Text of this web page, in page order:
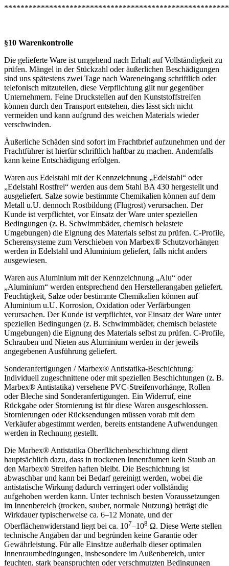
§10 Warenkontrolle
Die gelieferte Ware ist umgehend nach Erhalt auf Vollständigkeit zu
prüfen. Mängel in der Stückzahl oder äußerlichen Beschädigungen
sind uns spätestens zwei Tage nach Wareneingang schriftlich oder
telefonisch mitzuteilen, diese Verpflichtung gilt nur gegenüber
Unternehmern. Feine Druckstellen auf den Kunststoffstreifen
können durch den Transport entstehen, dies lässt sich nicht
vermeiden und kann aufgrund des weichen Materials wieder
verschwinden.
Äußerliche Schäden sind sofort im Frachtbrief aufzunehmen und der
Frachtführer ist hierfür schriftlich haftbar zu machen. Andernfalls
kann keine Entschädigung erfolgen.
Waren aus Edelstahl mit der Kennzeichnung „Edelstahl“ oder
„Edelstahl Rostfrei“ werden aus dem Stahl BA 430 hergestellt und
ausgeliefert. Salze sowie bestimmte Chemikalien können auf dem
Metall u.U. dennoch Rostbildung (Flugrost) verursachen. Der
Kunde ist verpflichtet, vor Einsatz der Ware unter speziellen
Bedingungen (z. B. Schwimmbäder, chemisch belastete
Umgebungen) die Eignung des Materials selbst zu prüfen. C-Profile,
Scherensysteme zum Verschieben von Marbex® Schutzvorhängen
werden in Edelstahl und Aluminium geliefert, falls nicht anders
ausgewiesen.
Waren aus Aluminium mit der Kennzeichnung „Alu“ oder
„Aluminium“ werden entsprechend den Herstellerangaben geliefert.
Feuchtigkeit, Salze oder bestimmte Chemikalien können auf
Aluminium u.U. Korrosion, Oxidation oder Verfärbungen
verursachen. Der Kunde ist verpflichtet, vor Einsatz der Ware unter
speziellen Bedingungen (z. B. Schwimmbäder, chemisch belastete
Umgebungen) die Eignung des Materials selbst zu prüfen. C-Profile,
Schrauben und Nieten aus Aluminium werden in der jeweils
angegebenen Ausführung geliefert.
Sonderanfertigungen / Marbex® Antistatika-Beschichtung:
Individuell zugeschnittene oder mit speziellen Beschichtungen (z. B.
Marbex® Antistatika) versehene PVC-Streifenvorhänge, Rollen
oder Bleche sind Sonderanfertigungen. Ein Widerruf, eine
Rückgabe oder Stornierung ist für diese Waren ausgeschlossen.
Stornierungen oder Rücksendungen müssen vorab mit dem
Verkäufer abgestimmt werden, bereits entstandene Aufwendungen
werden in Rechnung gestellt.
Die Marbex® Antistatika Oberflächenbeschichtung dient
hauptsächlich dazu, dass in trockenen Innenräumen kein Staub an
den Marbex® Streifen haften bleibt. Die Beschichtung ist
abwaschbar und kann bei Bedarf gereinigt werden, wobei die
antistatische Wirkung dadurch verringert oder vollständig
aufgehoben werden kann. Unter technisch besten Voraussetzungen
im Innenbereich (trocken, sauber, normale Nutzung) beträgt die
Wirkdauer typischerweise ca. 6–12 Monate, und der
Oberflächenwiderstand liegt bei ca. 107–108 Ω. Diese Werte stellen
technische Angaben dar und begründen keine Garantie oder
Gewährleistung. Für alle Einsätze außerhalb dieser optimalen
Innenraumbedingungen, insbesondere im Außenbereich, unter
feuchten, stark beanspruchten oder verschmutzten Bedingungen